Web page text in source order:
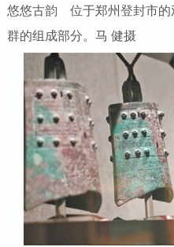
悠悠古韵 位于郑州登封市的
群的组成部分。马 健摄